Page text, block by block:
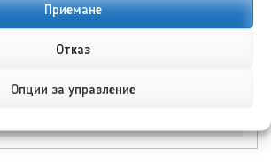
Приемане
Отказ
Опции за управление
R
Хюндай Елантра
постави нов
ден